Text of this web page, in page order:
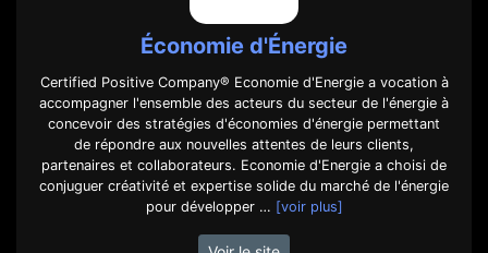
Économie d'Énergie
Certified Positive Company® Economie d'Energie a vocation à
accompagner l'ensemble des acteurs du secteur de l'énergie à
concevoir des stratégies d'économies d'énergie permettant
de répondre aux nouvelles attentes de leurs clients,
partenaires et collaborateurs. Economie d'Energie a choisi de
conjuguer créativité et expertise solide du marché de l'énergie
pour développer … [voir plus]